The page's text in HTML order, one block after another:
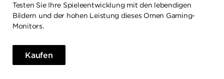
Testen Sie Ihre Spieleentwicklung mit den lebendigen
Bildern und der hohen Leistung dieses Omen Gaming-
Monitors.
Kaufen